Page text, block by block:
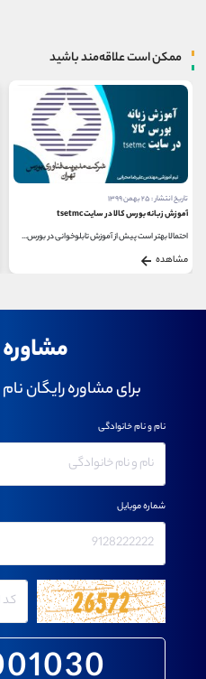
ممکن است علاقه‌مند باشید
تاریخ انتشار : ۲۵ بهمن ۱۳۹۹
آموزش زبانه بورس کالا در سایت tsetmc
احتمالا بهتر است پیش از آموزش تابلوخوانی در بورس...
مشاهده
برای مشاوره رایگان
نام و نام خانوادگی
شماره موبایل